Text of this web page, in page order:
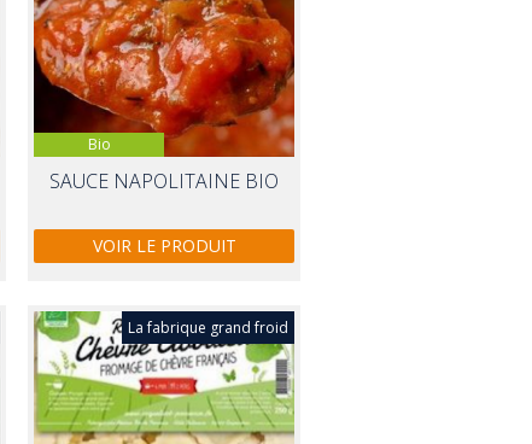
Bio
SAUCE NAPOLITAINE BIO
VOIR LE PRODUIT
La fabrique grand froid